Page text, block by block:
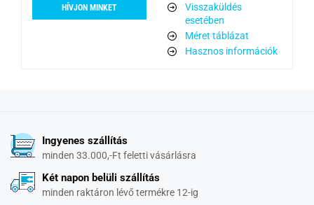
HÍVJON MINKET
Visszaküldés
esetében
Méret táblázat
Hasznos információk
Ingyenes szállítás
minden 33.000,-Ft feletti vásárlásra
Két napon belüli szállítás
minden raktáron lévő termékre 12-ig